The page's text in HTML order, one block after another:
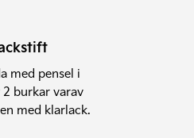
med pensel i
burkar varav
med klarlack.